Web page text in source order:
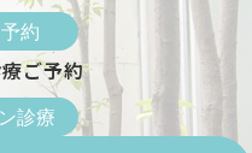
約
ご予約
診療